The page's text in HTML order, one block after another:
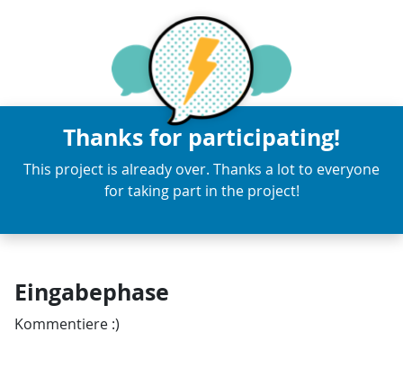
Thanks for participating!
This project is already over. Thanks a lot to everyone
for taking part in the project!
Eingabephase
Kommentiere :)